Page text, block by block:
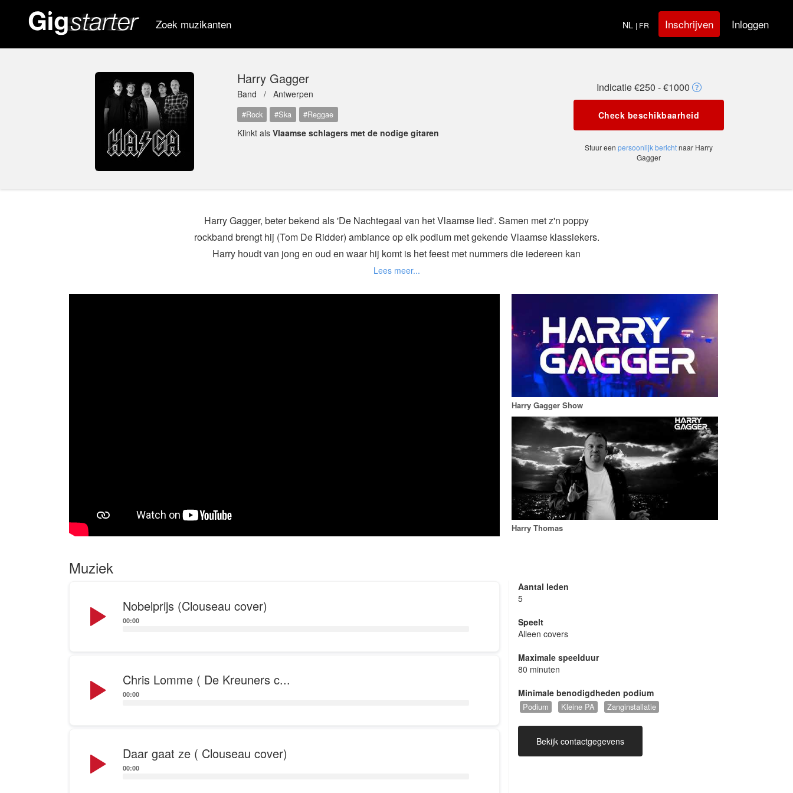
Zoek muzikanten NL | FR Inschrijven Inloggen
Harry Gagger
Band / Antwerpen
#Rock #Ska #Reggae
Klinkt als Vlaamse schlagers met de nodige gitaren
Indicatie €250 - €1000
Check beschikbaarheid
Stuur een persoonlijk berichtnaar Harry
Gagger
Harry Gagger, beter bekend als 'De Nachtegaal van het Vlaamse lied'. Samen met z'n poppy
rockband brengt hij (Tom De Ridder) ambiance op elk podium met gekende Vlaamse klassiekers.
Harry houdt van jong en oud en waar hij komt is het feest met nummers die iedereen kan
meezingen. "Een beetje verliefd", "Zeil je voor het eerst”, “Zij gelooft in mij, Suzanne, …”, …
Harry Gagger is : Tom: (Gino’s Eyeball, All Star Wedding Band)
Harry Gagger Show
Harry Thomas
Muziek
Nobelprijs (Clouseau cover)
Player
00:00
Chris Lomme ( De Kreuners c...
Player
00:00
Daar gaat ze ( Clouseau cover)
Player
00:00
Aantal leden
5
Speelt
Alleen covers
Maximale speelduur
80 minuten
Minimale benodigdheden podium
Podium Kleine PA Zanginstallatie
Bekijk contactgegevens